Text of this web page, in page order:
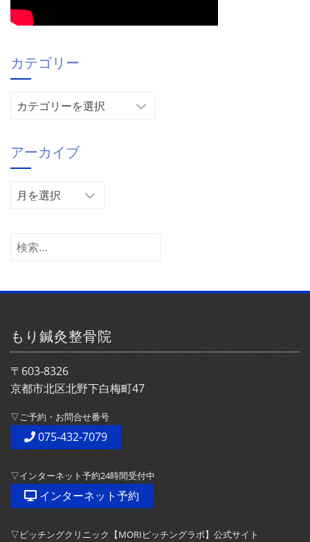
カテゴリー
リ
ー
アーカイブ
ア
イ
検
もり鍼灸整骨院
〒603-8326
京都市北区北野下白梅町47
▽ご予約・お問合せ番号
075-432-7079
▽インターネット予約24時間受付中
インターネット予約
▽ピッチングクリニック【MORIピッチングラボ】公式サイト